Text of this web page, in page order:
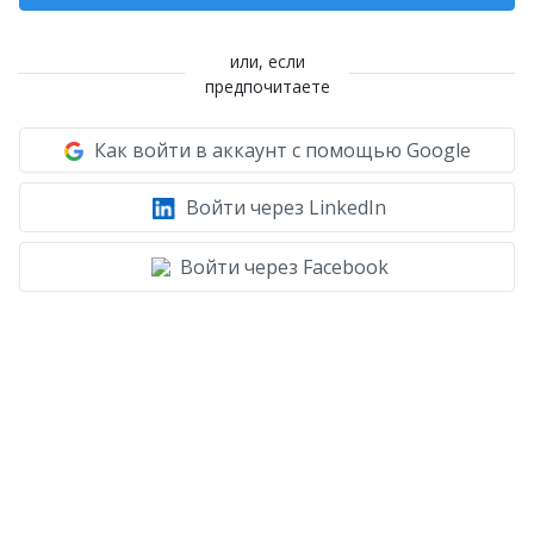
или, если
предпочитаете
Как войти в аккаунт с помощью Google
Войти через LinkedIn
Войти через Facebook